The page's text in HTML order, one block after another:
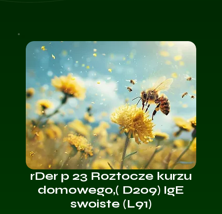
rDer p 23 Roztocze kurzu
domowego,( D209) IgE
swoiste (L91)